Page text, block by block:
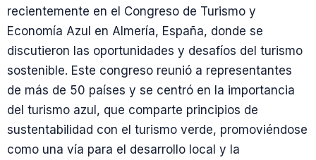
recientemente en el Congreso de Turismo y
Economía Azul en Almería, España, donde se
discutieron las oportunidades y desafíos del turismo
sostenible. Este congreso reunió a representantes
de más de 50 países y se centró en la importancia
del turismo azul, que comparte principios de
sustentabilidad con el turismo verde, promoviéndose
como una vía para el desarrollo local y la